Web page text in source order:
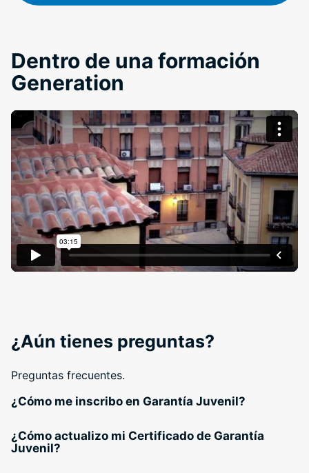
Dentro de una formación
Generation
¿Aún tienes preguntas?
Preguntas frecuentes.
¿Cómo me inscribo en Garantía Juvenil?
¿Cómo actualizo mi Certificado de Garantía
Juvenil?